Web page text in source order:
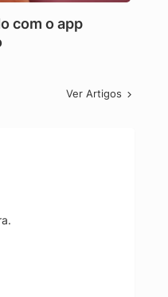
com o app
Ver Artigos